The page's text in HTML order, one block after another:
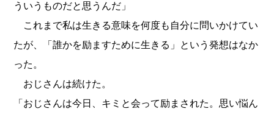
ういうものだと思うんだ」
これまで私は生きる意味を何度も自分に問いかけてい
たが、「誰かを励ますために生きる」という発想はなか
った。
おじさんは続けた。
「おじさんは今日、キミと会って励まされた。思い悩ん